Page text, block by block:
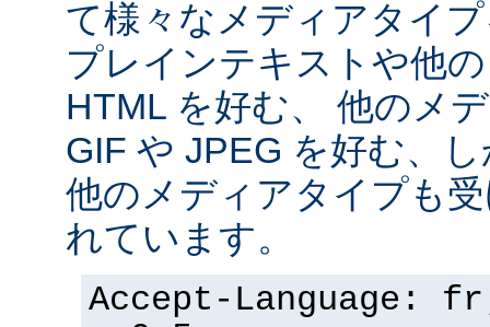
て様々なメディアタイ
プレインテキストや他
HTML を好む、 他のメ
GIF や JPEG を好む、
他のメディアタイプも
れています。
Accept-Language: